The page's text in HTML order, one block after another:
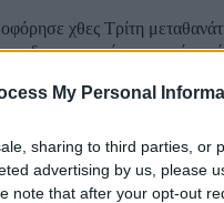
My Personal
sharing to third parties, or
advertising by us, please
note that after your opt-out
χθες Τρίτη
– διαμορφωτή της κοινής
το προεδρικό...
Από
της με τον